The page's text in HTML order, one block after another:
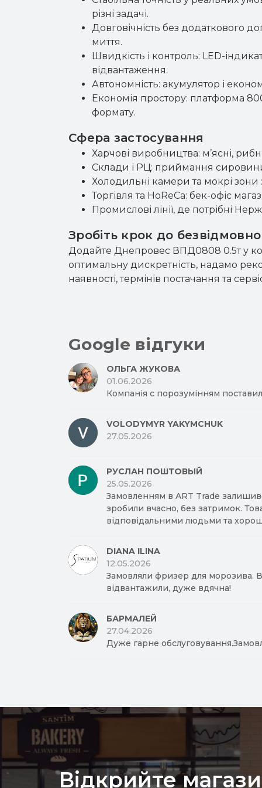
різні задачі.
Довговічність без додаткового
миття.
Швидкість і контроль: LED-
відвантаження.
Автономність: акумулятор і
Економія простору: платформа
формату.
Сфера застосування
Харчові виробництва: м’ясні,
Склади і РЦ: приймання
Холодильні камери та мокрі
Торгівля та HoReCa: бек-офіс
Промислові лінії, де потрібні
Зробіть крок до
Додайте Днепровес ВПД0808 0.5т у
оптимальну дискретність, надамо
наявності, термінів постачання та
Google відгуки
ОЛЬГА ЖУКОВА
01.06.2026
Компанія с порозумінням
VOLODYMYR YAKYMCHUK
27.05.2026
РУСЛАН ПОШТОВЫЙ
25.05.2026
Замовленням в ART Trade
зробили вчасно, без затримок.
відповідальними людьми та
DIANA ILINA
12.05.2026
Замовляли фризер для морозива.
відвантажили, дуже вдячна!
БАРМАЛЕЙ
27.04.2026
Дуже гарне
Відкрийте